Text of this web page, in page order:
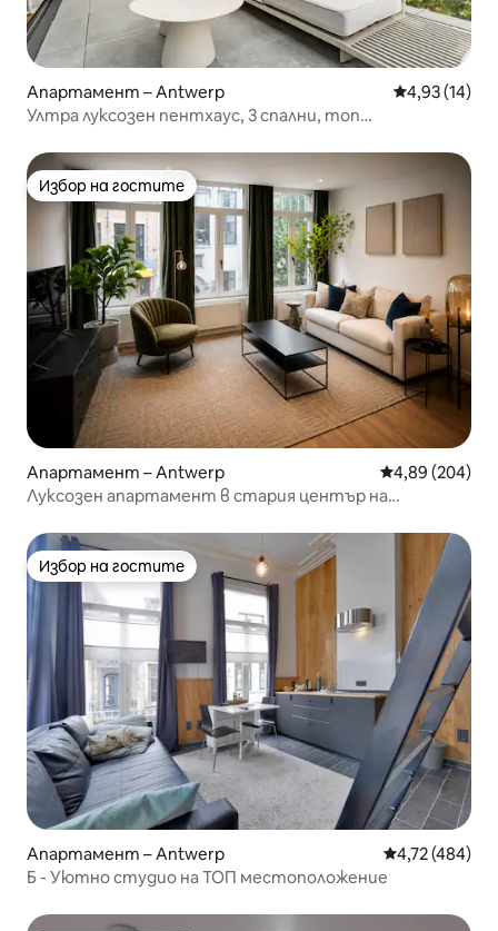
Апартамент – Antwerp Средна
4,93 (14)
Ултра луксозен пентхаус, 3 спални, топ
Избор на гостите
Избор на гостите
Апартамент – Antwerp Средна
4,89 (204)
Луксозен апартамент в стария център на
Избор на гостите
Избор на гостите
Апартамент – Antwerp Средна
4,72 (484)
Б - Уютно студио на ТОП местоположение